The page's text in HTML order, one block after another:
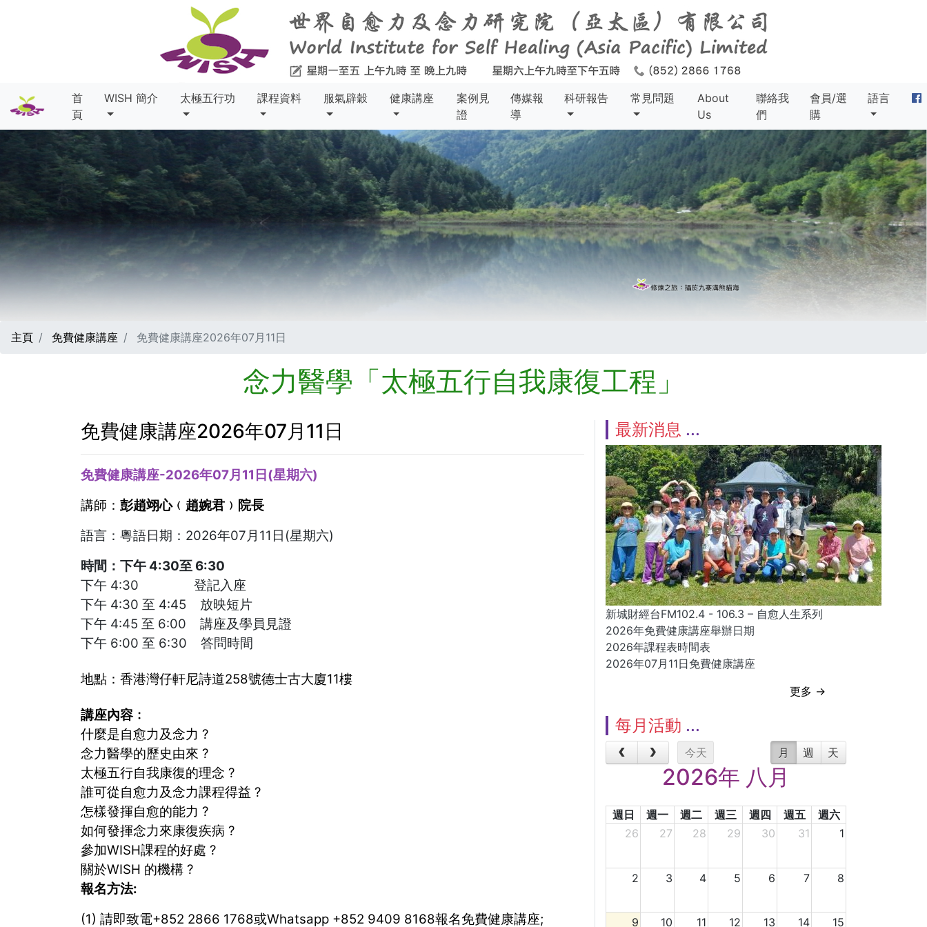
首
頁
WISH 簡介 太極五行功 課程資料 服氣辟穀 健康講座
案例見
證
傳媒報
導
科研報告 常見問題
About
Us
聯絡我
們
會員/選
購
語言
主頁 免費健康講座 免費健康講座2026年07月11日
念力醫學「太極五行自我康復工程」
免費健康講座2026年07月11日
免費健康講座-2026年07月11日(星期六)
講師： 彭趙翊心﹙趙婉君﹚院長
語言：粵語日期：2026年07月11日(星期六)
時間：下午 4:30至 6:30
下午 4:30 登記入座
下午 4:30 至 4:45 放映短片
下午 4:45 至 6:00 講座及學員見證
下午 6:00 至 6:30 答問時間
地點：香港灣仔軒尼詩道258號德士古大廈11樓
講座內容﹕
什麼是自愈力及念力 ?
念力醫學的歷史由來 ?
太極五行自我康復的理念 ?
誰可從自愈力及念力課程得益 ?
怎樣發揮自愈的能力 ?
如何發揮念力來康復疾病 ?
參加WISH課程的好處 ?
關於WISH 的機構 ?
報名方法:
(1) 請即致電+852 2866 1768或Whatsapp +852 9409 8168報名免費健康講座;
最新消息
新城財經台FM102.4 - 106.3 – 自愈人生系列
2026年免費健康講座舉辦日期
2026年課程表時間表
2026年07月11日免費健康講座
更多 →
每月活動
今天 月 週 天
2026年 八月
週日 週一 週二 週三 週四 週五
週六
26
27 28 29 30 31 1
2 3 4 5 6 7 8
9 10 11 12 13 14 15